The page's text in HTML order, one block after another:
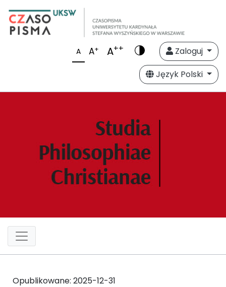
A A+ A++
Zaloguj
Język Polski
Opublikowane: 2025-12-31